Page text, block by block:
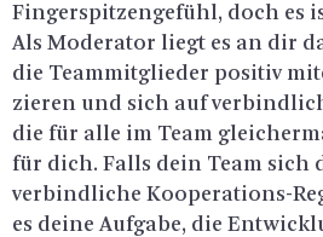
Fin­ger­spit­zen­ge­fühl, doch es
Als Mo­dera­tor liegt es an dir
die Team­mit­glie­der po­si­tiv
zie­ren und sich auf
die für alle im Team
für dich. Falls dein Team sich
ver­bind­li­che Ko­ope­ra­ti­ons-
es deine Auf­ga­be, die